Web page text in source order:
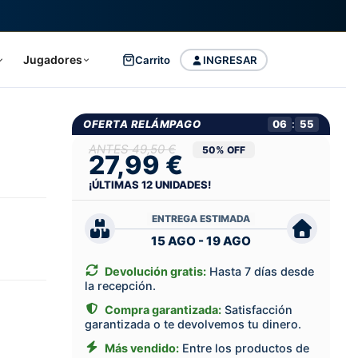
Jugadores INGRESAR
Carrito
OFERTA RELÁMPAGO 06 : 54
49,50 €
27,99 € 50% OFF
¡ÚLTIMAS12UNIDADES!
ENTREGA ESTIMADA
15 AGO - 19 AGO
Devolución gratis: Hasta 7 días desde
la recepción.
Compra garantizada: Satisfacción
garantizada o te devolvemos tu dinero.
Más vendido: Entre los productos de